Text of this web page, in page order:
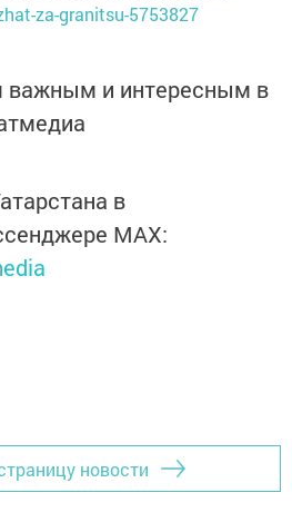
za-granitsu-5753827
важным и интересным в
в
MАХ:
новости